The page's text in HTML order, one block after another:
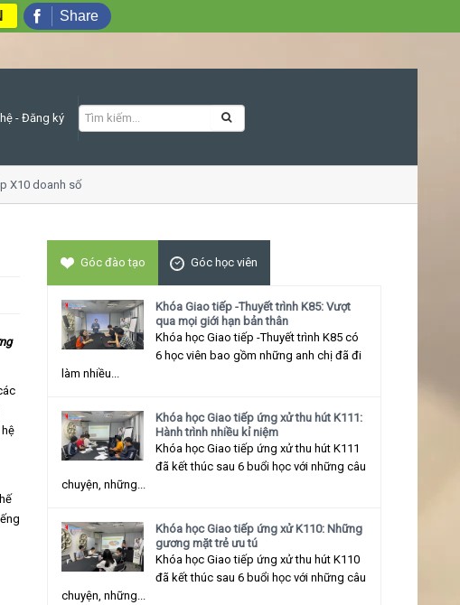
- Đăng ký
doanh số
Góc đào tạo Góc học viên
Khóa Giao tiếp -Thuyết trình K85: Vượt
qua mọi giới hạn bản thân
Khóa học Giao tiếp -Thuyết trình K85 có
6 học viên bao gồm những anh chị đã đi
làm nhiều...
Khóa học Giao tiếp ứng xử thu hút K111:
Hành trình nhiều kỉ niệm
Khóa học Giao tiếp ứng xử thu hút K111
đã kết thúc sau 6 buổi học với những câu
chuyện, những...
Khóa học Giao tiếp ứng xử K110: Những
gương mặt trẻ ưu tú
Khóa học Giao tiếp ứng xử thu hút K110
đã kết thúc sau 6 buổi học với những câu
chuyện, những...
Share